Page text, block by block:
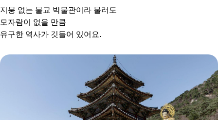
지붕 없는 불교 박물관이라 불러도
모자람이 없을 만큼
유구한 역사가 깃들어 있어요.